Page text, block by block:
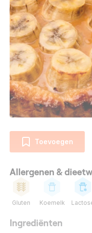
Toevoegen
Allergenen &
Gluten Koemelk
Ingrediënten